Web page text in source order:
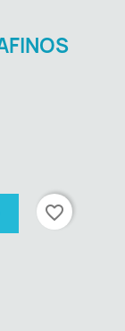
favorite_border